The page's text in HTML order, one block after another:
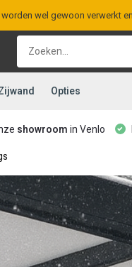
wel gewoon verwerkt
Opties
showroomin Venlo